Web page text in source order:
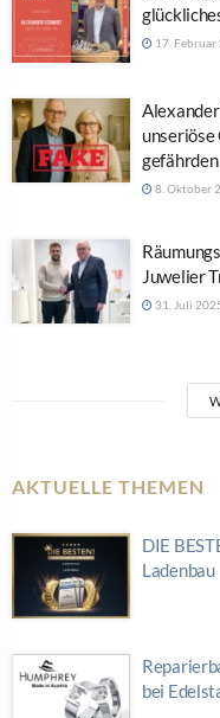
17. Februar
unseriöse
gefährden
8. Oktober
Juwelier
31. Juli
AKTUELLE THEMEN
DIE
Ladenbau
bei